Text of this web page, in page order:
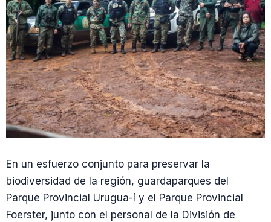
En un esfuerzo conjunto para preservar la
biodiversidad de la región, guardaparques del
Parque Provincial Urugua-í y el Parque Provincial
Foerster, junto con el personal de la División de